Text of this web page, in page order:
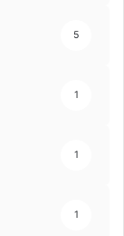
5
1
1
1